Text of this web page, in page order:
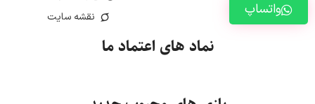
واتساپ
نقشه سایت
نماد های اعتماد ما